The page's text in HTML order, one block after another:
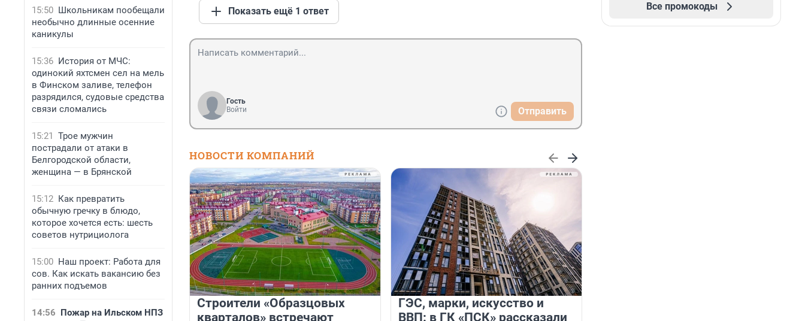
15:50 Школьникам пообещали
необычно длинные осенние
каникулы
15:36 История от МЧС:
одинокий яхтсмен сел на мель
в Финском заливе, телефон
разрядился, судовые средства
связи сломались
15:21 Трое мужчин
пострадали от атаки в
Белгородской области,
женщина — в Брянской
15:12 Как превратить
обычную гречку в блюдо,
которое хочется есть: шесть
советов нутрициолога
15:00 Наш проект: Работа для
сов. Как искать вакансию без
ранних подъемов
14:56 Пожар на Ильском НПЗ
Показать ещё 1 ответ
Гость
Войти
Отправить
НОВОСТИ КОМПАНИЙ
Строители «Образцовых
кварталов» встречают
ГЭС, марки, искусство и
ВВП: в ГК «ПСК» рассказали
Все промокоды